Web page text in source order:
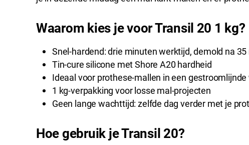
Waarom kies je voor Transil 20 1 kg?
Snel-hardend: drie minuten werktijd, demold na
Tin-cure silicone met Shore A20 hardheid
Ideaal voor prothese-mallen in een
1 kg-verpakking voor losse mal-projecten
Geen lange wachttijd: zelfde dag verder met je
Hoe gebruik je Transil 20?